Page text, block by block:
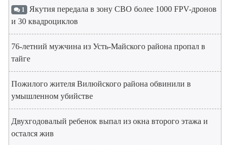
1 Якутия передала в зону СВО более 1000 FPV-дронов
и 30 квадроциклов
76-летний мужчина из Усть-Майского района пропал в
тайге
Пожилого жителя Вилюйского района обвинили в
умышленном убийстве
Двухгодовалый ребенок выпал из окна второго этажа и
остался жив